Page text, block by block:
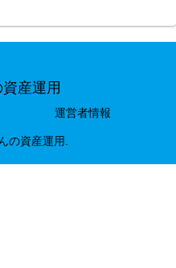
産運用
運営者情報
の資産運用.